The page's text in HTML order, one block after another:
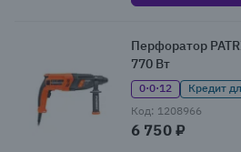
Перфоратор
770 Вт
0·0·12
Кредит
Код: 1208966
6 750 ₽